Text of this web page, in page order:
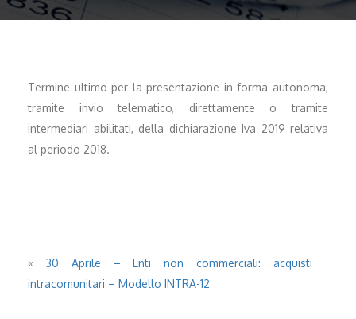
Termine ultimo per la presentazione in forma autonoma,
tramite invio telematico, direttamente o tramite
intermediari abilitati, della dichiarazione Iva 2019 relativa
al periodo 2018.
« 30 Aprile – Enti non commerciali: acquisti
intracomunitari – Modello INTRA-12